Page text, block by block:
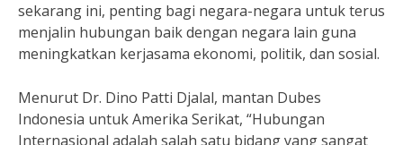
sekarang ini, penting bagi negara-negara untuk terus
menjalin hubungan baik dengan negara lain guna
meningkatkan kerjasama ekonomi, politik, dan sosial.
Menurut Dr. Dino Patti Djalal, mantan Dubes
Indonesia untuk Amerika Serikat, “Hubungan
Internasional adalah salah satu bidang yang sangat